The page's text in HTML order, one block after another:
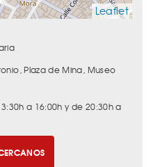
Leaflet
Plaza de Mina, Museo
a 16:00h y de 20:30h a